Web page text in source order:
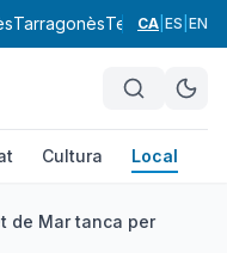
TarragonèsTerra Alta Urgell
CA ES EN
Cultura Local
de Mar tanca per